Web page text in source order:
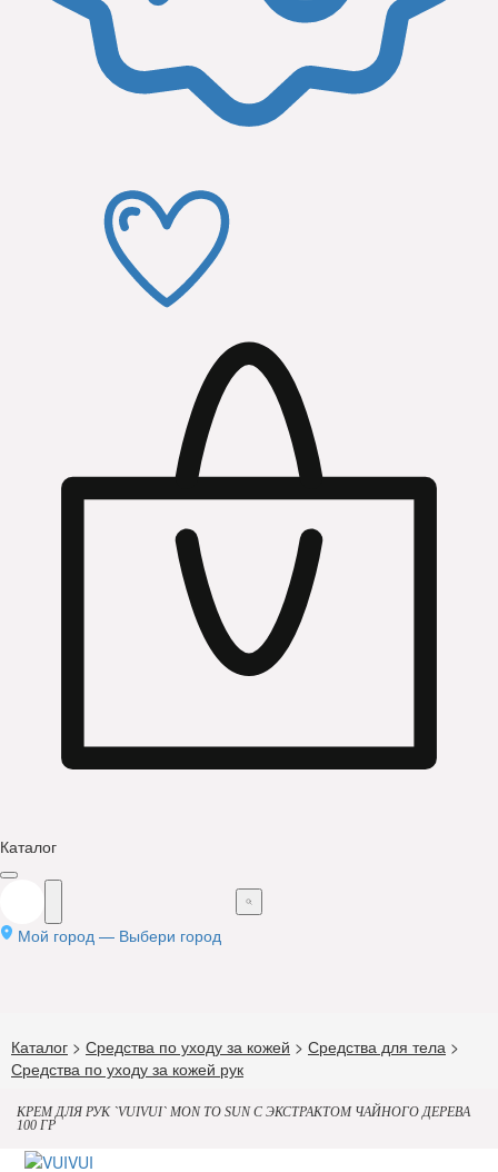
Каталог
Мой город — Выбери город
Каталог > Средства по уходу за кожей > Средства для тела >
Средства по уходу за кожей рук
КРЕМ ДЛЯ РУК `VUIVUI` MON TO SUN С ЭКСТРАКТОМ ЧАЙНОГО ДЕРЕВА
100 ГР